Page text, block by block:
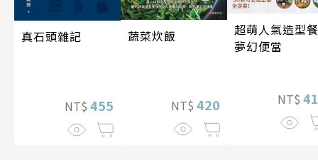
真石頭雜記
NT$ 455
蔬菜炊飯
NT$ 420
超萌人氣造型
夢幻便當
NT$